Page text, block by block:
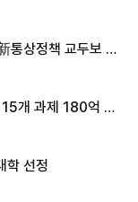
통상정책 교두보 활
개 과제 180억 지
학 선정